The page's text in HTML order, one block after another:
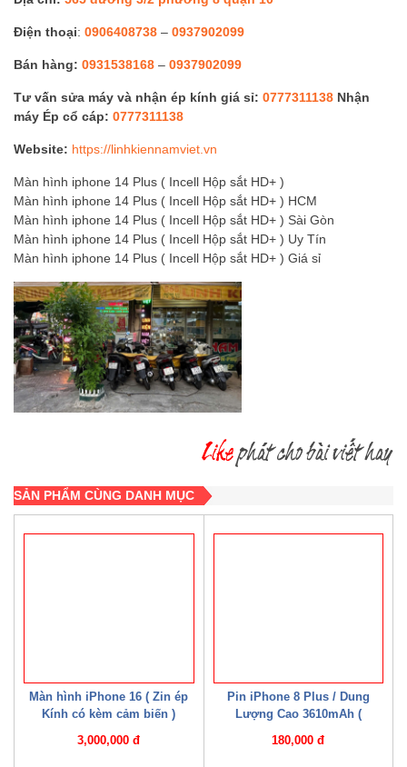
Điện thoại: 0906408738 – 0937902099
Bán hàng: 0931538168 – 0937902099
Tư vấn sửa máy và nhận ép kính giá sỉ: 0777311138 Nhận
máy Ép cổ cáp: 0777311138
Website: https://linhkiennamviet.vn
Màn hình iphone 14 Plus ( Incell Hộp sắt HD+ )
Màn hình iphone 14 Plus ( Incell Hộp sắt HD+ ) HCM
Màn hình iphone 14 Plus ( Incell Hộp sắt HD+ ) Sài Gòn
Màn hình iphone 14 Plus ( Incell Hộp sắt HD+ ) Uy Tín
Màn hình iphone 14 Plus ( Incell Hộp sắt HD+ ) Giá sỉ
SẢN PHẨM CÙNG DANH MỤC
Màn hình iPhone 16 ( Zin ép
Kính có kèm cảm biến )
3,000,000 đ
Pin iPhone 8 Plus / Dung
Lượng Cao 3610mAh (
180,000 đ